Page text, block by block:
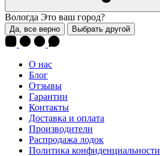
Вологда Это ваш город?
Да, все верно Выбрать другой
О нас
Блог
Отзывы
Гарантии
Контакты
Доставка и оплата
Производители
Распродажа лодок
Политика конфиденциальности